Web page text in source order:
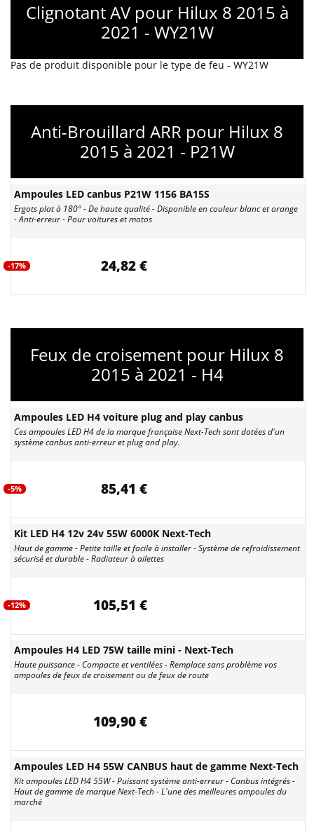
Clignotant AV pour Hilux 8 2015 à
2021 - WY21W
Pas de produit disponible pour le type de feu - WY21W
Anti-Brouillard ARR pour Hilux 8
2015 à 2021 - P21W
Ampoules LED canbus P21W 1156 BA15S
Ergots plat à 180° - De haute qualité - Disponible en couleur blanc et orange
- Anti-erreur - Pour voitures et motos
-17% 24,82 €
Feux de croisement pour Hilux 8
2015 à 2021 - H4
Ampoules LED H4 voiture plug and play canbus
Ces ampoules LED H4 de la marque française Next-Tech sont dotées d'un
système canbus anti-erreur et plug and play.
-5% 85,41 €
Kit LED H4 12v 24v 55W 6000K Next-Tech
Haut de gamme - Petite taille et facile à installer - Système de refroidissement
sécurisé et durable - Radiateur à ailettes
-12% 105,51 €
Ampoules H4 LED 75W taille mini - Next-Tech
Haute puissance - Compacte et ventilées - Remplace sans problème vos
ampoules de feux de croisement ou de feux de route
109,90 €
Ampoules LED H4 55W CANBUS haut de gamme Next-Tech
Kit ampoules LED H4 55W - Puissant système anti-erreur - Canbus intégrés -
Haut de gamme de marque Next-Tech - L'une des meilleures ampoules du
marché